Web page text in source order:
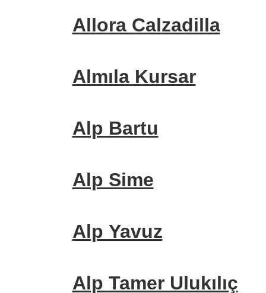
Allora Calzadilla
Almıla Kursar
Alp Bartu
Alp Sime
Alp Yavuz
Alp Tamer Ulukılıç